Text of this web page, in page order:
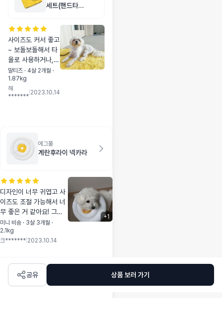
세트(핸드타올
사이즈도 커서 좋고
~ 보돌보돌해서 타
올로 사용하거나,
잠자리 방석으로 써
도 좋아요. 핸드타
올은 산책 후 발 닦
말티즈 · 4살 2개월 ·
1.87kg
해
*******
2023.10.14
에그풀
계란후라이 넥카라
디자인이 너무 귀엽고 사
이즈도 조절 가능해서 너
무 좋은 거 같아요! 그리
고 크림이한테 씌워 봤는
데 편한지 가만히 있어요!
미니 비숑 · 3살 3개월 ·
2.1kg
크******* 2023.10.14
+1
공유 상품 보러 가기